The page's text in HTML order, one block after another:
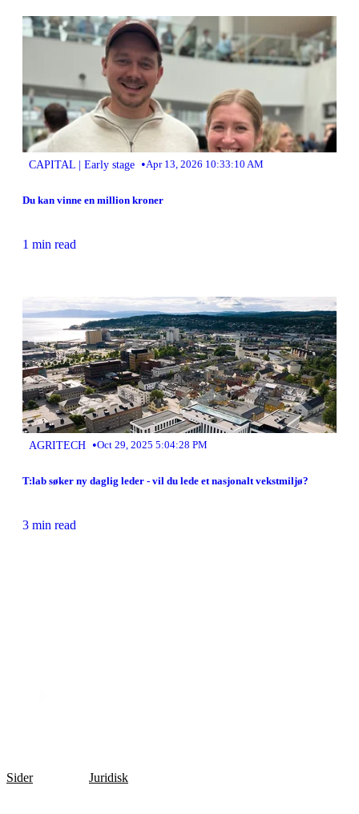
CAPITAL | Early stage •Apr 13, 2026 10:33:10 AM
Du kan vinne en million kroner
1 min read
AGRITECH •Oct 29, 2025 5:04:28 PM
T:lab søker ny daglig leder - vil du lede et nasjonalt vekstmiljø?
3 min read
Sider Juridisk